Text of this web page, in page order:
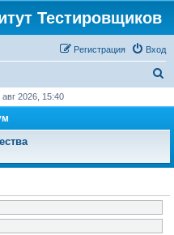
Тестировщиков
Вход
Регистрация
с
2026, 15:40